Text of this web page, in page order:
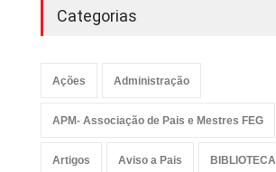
Categorias
Ações Administração
APM- Associação de Pais e Mestres FEG
Artigos Aviso a Pais BIBLIOTECA